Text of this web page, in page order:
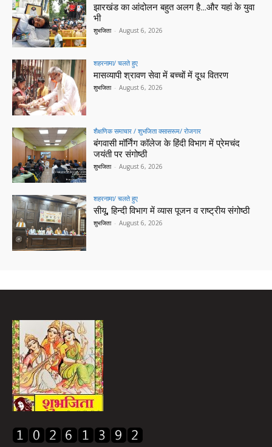
झारखंड का आंदोलन बहुत अलग है…और यहां के युवा
भी
शुभजिता - August 6, 2026
शहरनामा/ चलते हुए
मासव्यापी श्रावण सेवा में बच्चों में दूध वितरण
शुभजिता - August 6, 2026
शैक्षणिक समाचार / शुभजिता क्सासरूम/ रोजगार
बंगवासी मॉर्निंग कॉलेज के हिंदी विभाग में प्रेमचंद
जयंती पर संगोष्ठी
शुभजिता - August 6, 2026
शहरनामा/ चलते हुए
सीयू, हिन्दी विभाग में व्यास पूजन व राष्ट्रीय संगोष्ठी
शुभजिता - August 6, 2026